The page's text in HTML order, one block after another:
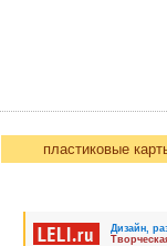
пластиковые
Дизайн,